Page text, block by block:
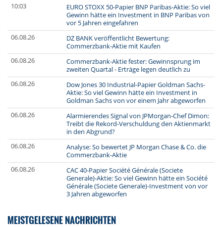
10:03
EURO STOXX 50-Papier BNP Paribas-Aktie: So viel
Gewinn hätte ein Investment in BNP Paribas von
vor 5 Jahren eingefahren
06.08.26
DZ BANK veröffentlicht Bewertung:
Commerzbank-Aktie mit Kaufen
06.08.26
Commerzbank-Aktie fester: Gewinnsprung im
zweiten Quartal - Erträge legen deutlich zu
06.08.26
Dow Jones 30 Industrial-Papier Goldman Sachs-
Aktie: So viel Gewinn hätte ein Investment in
Goldman Sachs von vor einem Jahr abgeworfen
06.08.26
Alarmierendes Signal von JPMorgan-Chef Dimon:
Treibt die Rekord-Verschuldung den Aktienmarkt
in den Abgrund?
06.08.26
Analyse: So bewertet JP Morgan Chase & Co. die
Commerzbank-Aktie
06.08.26
CAC 40-Papier Société Générale (Societe
Generale)-Aktie: So viel Gewinn hätte ein Société
Générale (Societe Generale)-Investment von vor
3 Jahren abgeworfen
MEISTGELESENE NACHRICHTEN